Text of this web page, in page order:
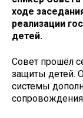
ходе
реализации
детей.
Совет прошёл
защиты детей.
системы